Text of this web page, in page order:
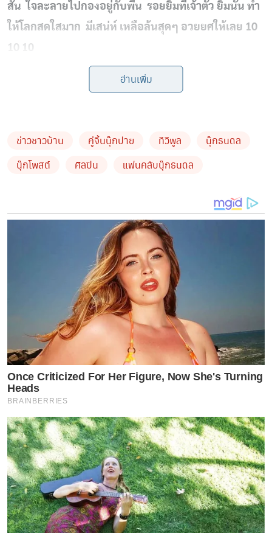
สั่น ใจละลายไปกองอยู่กับพื้น รอยยิ้มที่เจ้าตัว ยิ้มนั้น ทํา
ให้โลกสดใสมาก มีเสน่ห์ เหลือล้นสุดๆ อวยยศให้เลย 10
10 10
อ่านเพิ่ม
ข่าวชาวบ้าน คู่จิ้นนุ๊กปาย ทีวีพูล
นุ๊กธนดล
นุ๊กโพสต์
ศิลปิน แฟนคลับนุ๊กธนดล
Once Criticized For Her Figure, Now She's Turning
Heads
BRAINBERRIES